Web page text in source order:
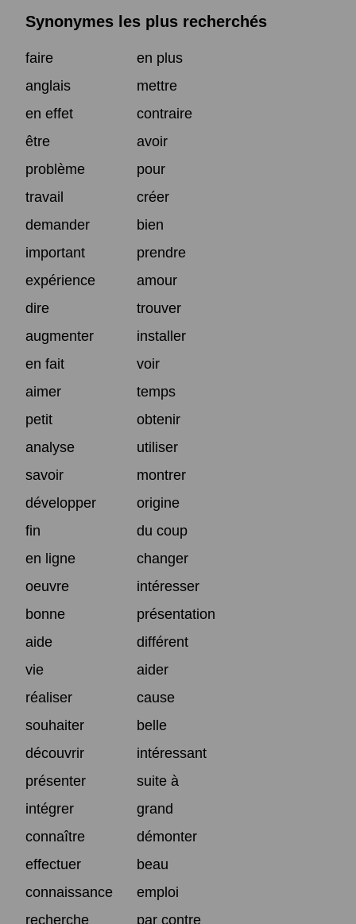
Synonymes les plus recherchés
faire
en plus
anglais
mettre
en effet
contraire
être
avoir
problème
pour
travail
créer
demander
bien
important
prendre
expérience
amour
dire
trouver
augmenter
installer
en fait
voir
aimer
temps
petit
obtenir
analyse
utiliser
savoir
montrer
développer
origine
fin
du coup
en ligne
changer
oeuvre
intéresser
bonne
présentation
aide
différent
vie
aider
réaliser
cause
souhaiter
belle
découvrir
intéressant
présenter
suite à
intégrer
grand
connaître
démonter
effectuer
beau
connaissance
emploi
recherche
par contre